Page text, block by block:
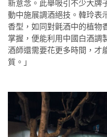
新意念。此舉吸引不少大牌
動中施展調酒絕技。韓玲表
香型，如同對氈酒中的植物
掌握，便能利用中國白酒調
酒師還需要花更多時間，才
質。」